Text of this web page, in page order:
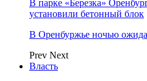
В парке «Березка»
установили бетонный блок
В Оренбуржье ночью
Prev Next
Власть